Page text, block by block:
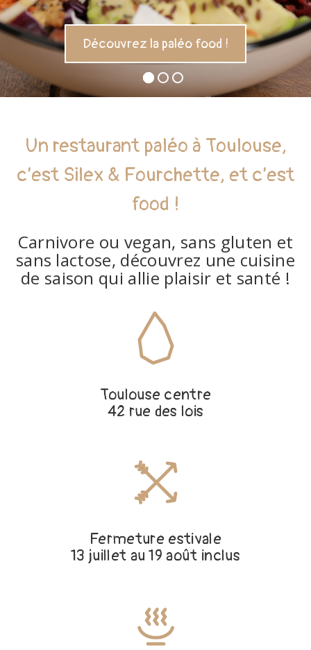
Découvrez la paléo food !
Un restaurant paléo à Toulouse,
c’est Silex & Fourchette, et c’est
food !
Carnivore ou vegan, sans gluten et
sans lactose, découvrez une cuisine
de saison qui allie plaisir et santé !
Toulouse centre
42 rue des lois
Fermeture estivale
13 juillet au 19 août inclus